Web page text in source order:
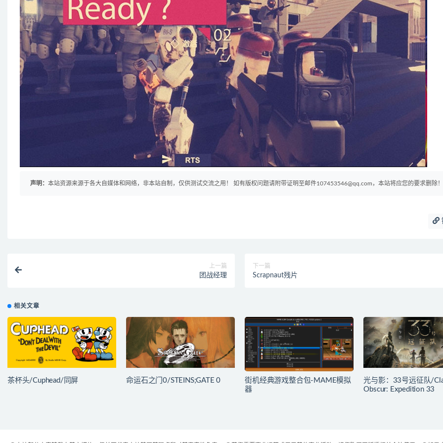
声明： 本站资源来源于各大自媒体和网络，非本站自制，仅供测试交流之用！ 如有版权问题请附带证明至邮件107453546@qq.com，本站将应您的要求删除！
上一篇
团战经理
下一篇
Scrapnaut残片
相关文章
茶杯头/Cuphead/同屏 命运石之门0/STEINS;GATE 0
街机经典游戏整合包-MAME模拟
器
光与影：33号远征队/
Obscur: Expedition 33